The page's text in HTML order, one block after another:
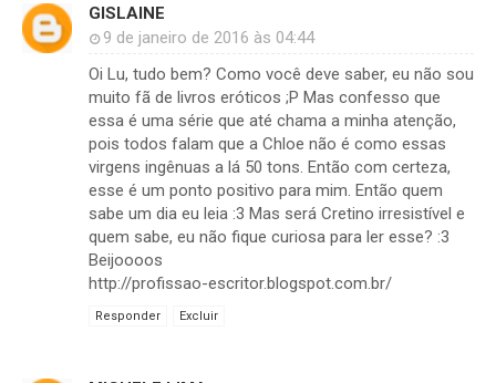
GISLAINE
9 de janeiro de 2016 às 04:44
Oi Lu, tudo bem? Como você deve saber, eu não sou
muito fã de livros eróticos ;P Mas confesso que
essa é uma série que até chama a minha atenção,
pois todos falam que a Chloe não é como essas
virgens ingênuas a lá 50 tons. Então com certeza,
esse é um ponto positivo para mim. Então quem
sabe um dia eu leia :3 Mas será Cretino irresistível e
quem sabe, eu não fique curiosa para ler esse? :3
Beijoooos
http://profissao-escritor.blogspot.com.br/
Responder Excluir